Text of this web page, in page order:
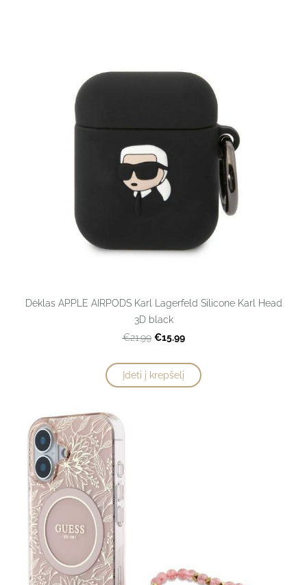
Dėklas APPLE AIRPODS Karl Lagerfeld Silicone Karl Head
3D black
€21.99 €15.99
Įdėti į krepšelį